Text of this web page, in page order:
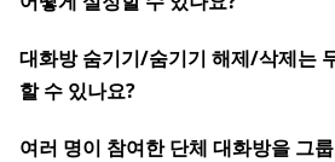
대화방 숨기기/숨기기 해제/삭제는
할 수 있나요?
여러 명이 참여한 단체 대화방을 그